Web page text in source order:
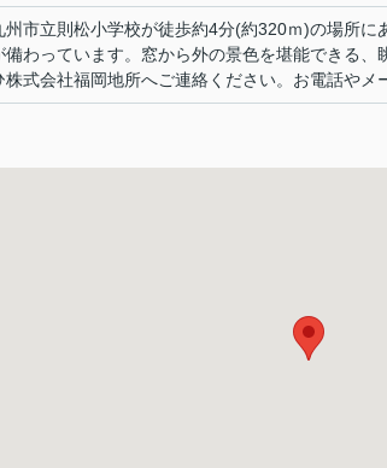
州市立則松小学校が徒歩約4分(約320ｍ)の場所
備わっています。窓から外の景色を堪能できる
株式会社福岡地所へご連絡ください。お電話やメ